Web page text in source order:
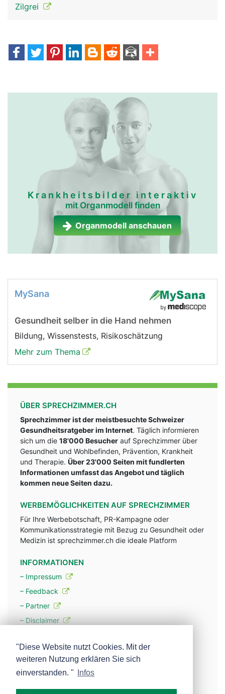
Zilgrei
Krankheitsbilder interaktiv
mit Organmodell finden
Organmodell anschauen
MySana
Gesundheit selber in die Hand nehmen
Bildung, Wissenstests, Risikoschätzung
Mehr zum Thema
ÜBER SPRECHZIMMER.CH
Sprechzimmer ist der meistbesuchte Schweizer
Gesundheitsratgeber im Internet. Täglich informieren
sich um die 18'000 Besucher auf Sprechzimmer über
Gesundheit und Wohlbefinden, Prävention, Krankheit
und Therapie. Über 23'000 Seiten mit fundlerten
Informationen umfasst das Angebot und täglich
kommen neue Seiten dazu.
WERBEMÖGLICHKEITEN AUF SPRECHZIMMER
Für Ihre Werbebotschaft, PR-Kampagne oder
Kommunikationsstrategie mit Bezug zu Gesundheit oder
Medizin ist sprechzimmer.ch die ideale Platform
INFORMATIONEN
– Impressum
– Feedback
– Partner
– Disclaimer
– Werbung
– Mehr über unsere Experten
"Diese Website nutzt Cookies. Mit der
weiteren Nutzung erklären Sie sich
einverstanden. "
Infos